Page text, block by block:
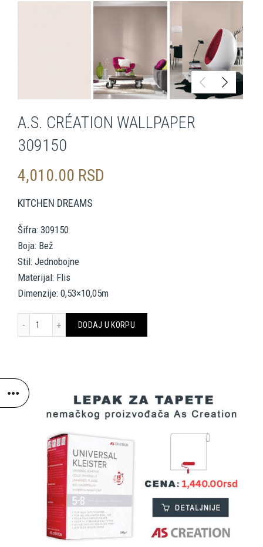
A.S. CRÉATION WALLPAPER
309150
4,010.00 RSD
KITCHEN DREAMS
Šifra: 309150
Boja: Bež
Stil: Jednobojne
Materijal: Flis
Dimenzije: 0,53×10,05m
A.S. CRÉATION WALLPAPER 309150 količina
DODAJ U KORPU